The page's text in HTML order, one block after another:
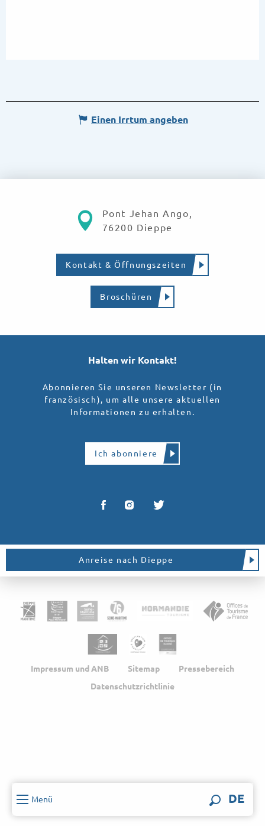
Menü
Suche
DE
Einen Irrtum angeben
Pont Jehan Ango,
76200 Dieppe
Kontakt & Öffnungszeiten
Broschüren
Halten wir Kontakt!
Abonnieren Sie unseren Newsletter (in
französisch), um alle unsere aktuellen
Informationen zu erhalten.
Ich abonniere
Anreise nach Dieppe
Impressum und ANB Sitemap
Pressebereich
Datenschutzrichtlinie